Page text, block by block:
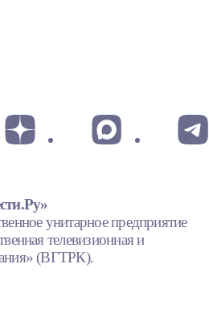
унитарное предприятие
телевизионная и
(ВГТРК).